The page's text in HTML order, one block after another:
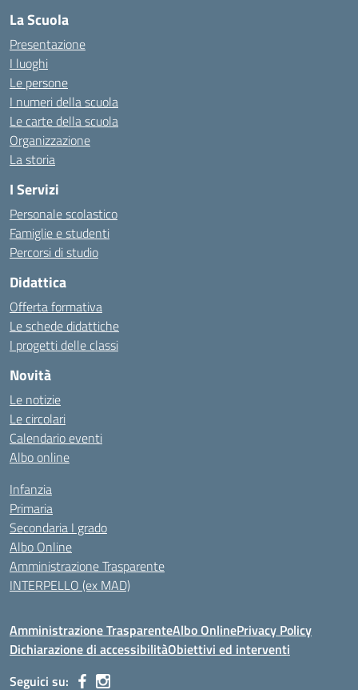
La Scuola
Presentazione
I luoghi
Le persone
I numeri della scuola
Le carte della scuola
Organizzazione
La storia
I Servizi
Personale scolastico
Famiglie e studenti
Percorsi di studio
Didattica
Offerta formativa
Le schede didattiche
I progetti delle classi
Novità
Le notizie
Le circolari
Calendario eventi
Albo online
Infanzia
Primaria
Secondaria I grado
Albo Online
Amministrazione Trasparente
INTERPELLO (ex MAD)
Amministrazione TrasparenteAlbo OnlinePrivacy Policy
Dichiarazione di accessibilitàObiettivi ed interventi
Seguici su: